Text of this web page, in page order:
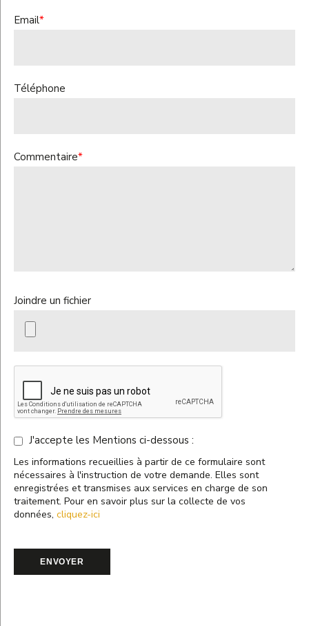
Email*
Téléphone
Commentaire*
Joindre un fichier
J'accepte les Mentions ci-dessous :
Les informations recueillies à partir de ce formulaire sont
nécessaires à l'instruction de votre demande. Elles sont
enregistrées et transmises aux services en charge de son
traitement. Pour en savoir plus sur la collecte de vos
données, cliquez-ici
ENVOYER